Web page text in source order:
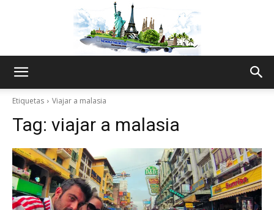
Thru
Etiquetas Viajar a malasia
Tag: viajar a malasia